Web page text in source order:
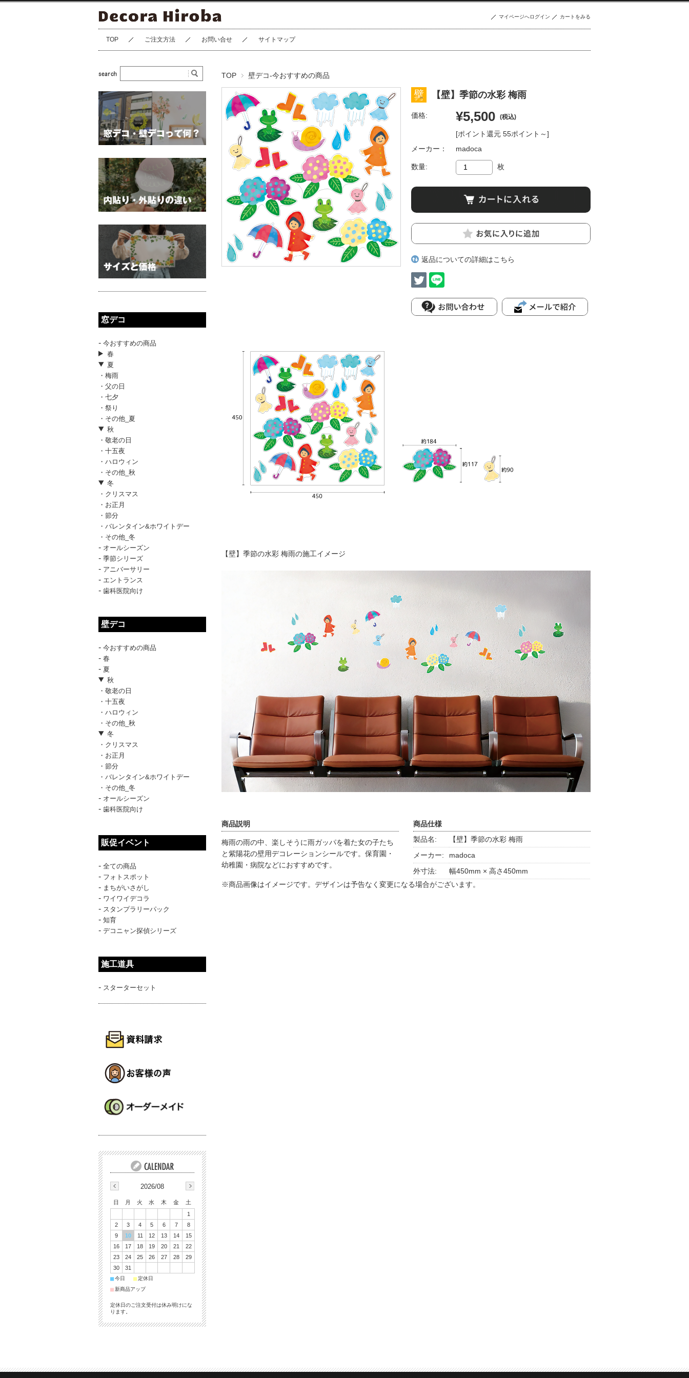
マイページへログイン カートをみる
TOP ご注文方法 お問い合せ サイトマップ
TOP 壁デコ-今おすすめの商品
【壁】季節の水彩 梅雨
価格: ¥5,500 (税込)
[ポイント還元 55ポイント～]
メーカー：
madoca
数量: 枚
返品についての詳細はこちら
【壁】季節の水彩 梅雨の施工イメージ
商品説明
梅雨の雨の中、楽しそうに雨ガッパを着た女の子たち
と紫陽花の壁用デコレーションシールです。保育園・
幼稚園・病院などにおすすめです。
商品仕様
製品名:
【壁】季節の水彩 梅雨
メーカー:
madoca
外寸法:
幅450mm × 高さ450mm
※商品画像はイメージです。デザインは予告なく変更になる場合がございます。
窓デコ
- 今おすすめの商品
春
夏
・梅雨
・父の日
・七夕
・祭り
・その他_夏
秋
・敬老の日
・十五夜
・ハロウィン
・その他_秋
冬
・クリスマス
・お正月
・節分
・バレンタイン&ホワイトデー
・その他_冬
- オールシーズン
- 季節シリーズ
- アニバーサリー
- エントランス
- 歯科医院向け
壁デコ
- 今おすすめの商品
- 春
- 夏
秋
・敬老の日
・十五夜
・ハロウィン
・その他_秋
冬
・クリスマス
・お正月
・節分
・バレンタイン&ホワイトデー
・その他_冬
- オールシーズン
- 歯科医院向け
販促イベント
- 全ての商品
- フォトスポット
- まちがいさがし
- ワイワイデコラ
- スタンプラリーパック
- 知育
- デコニャン探偵シリーズ
施工道具
- スターターセット
2026/08
日 月 火 水 木 金
土
1
2
3 4 5 6 7
8
9
10 11 12 13 14
15
16
17 18 19 20 21
22
23
24 25 26 27 28
29
30
31
■今日 ■定休日
■新商品アップ
定休日のご注文受付は休み明けにな
ります。